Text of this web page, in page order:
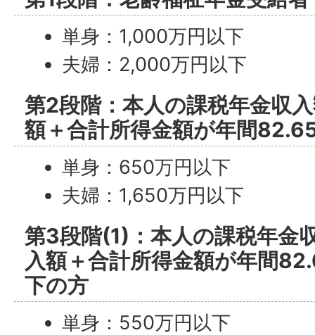
単身：1,000万円以下
夫婦：2,000万円以下
第2段階：本人の課税年金収
額＋合計所得金額が年間
単身：650万円以下
夫婦：1,650万円以下
第3段階(1)：本人の課税年金
入額＋合計所得金額が年間
下の方
単身：550万円以下